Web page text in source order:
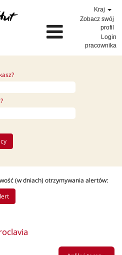
Kraj
Zobacz swój
profil
Login
pracownika
(w dniach) otrzymywania alertów: